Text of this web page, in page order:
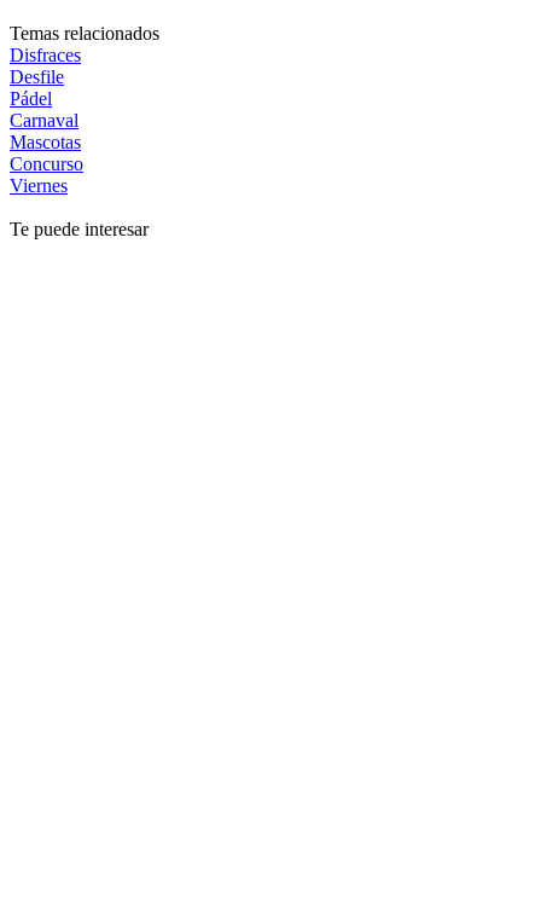
Temas relacionados
Disfraces
Desfile
Pádel
Carnaval
Mascotas
Concurso
Viernes
Te puede interesar